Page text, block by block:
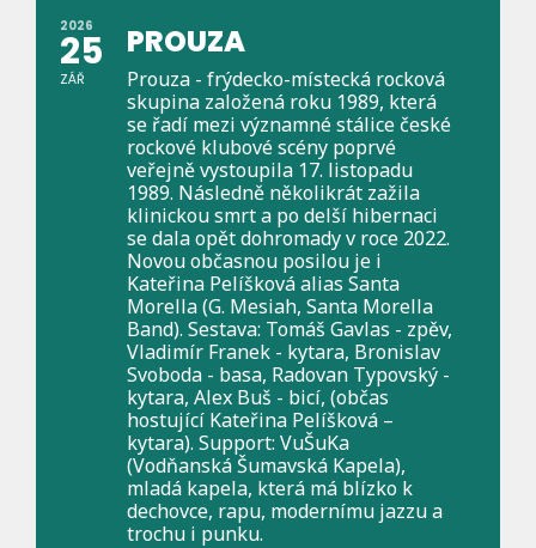
2026
25
ZÁŘ
PROUZA
Prouza - frýdecko-místecká rocková
skupina založená roku 1989, která
se řadí mezi významné stálice české
rockové klubové scény poprvé
veřejně vystoupila 17. listopadu
1989. Následně několikrát zažila
klinickou smrt a po delší hibernaci
se dala opět dohromady v roce 2022.
Novou občasnou posilou je i
Kateřina Pelíšková alias Santa
Morella (G. Mesiah, Santa Morella
Band). Sestava: Tomáš Gavlas - zpěv,
Vladimír Franek - kytara, Bronislav
Svoboda - basa, Radovan Typovský -
kytara, Alex Buš - bicí, (občas
hostující Kateřina Pelíšková –
kytara). Support: VuŠuKa
(Vodňanská Šumavská Kapela),
mladá kapela, která má blízko k
dechovce, rapu, modernímu jazzu a
trochu i punku.